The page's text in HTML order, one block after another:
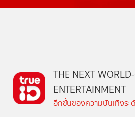
THE NEXT
ENTERTAINMENT
อีกขั้นของความบันเทิงระ